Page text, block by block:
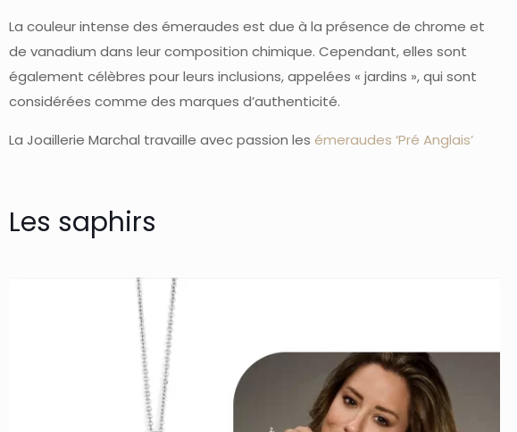
La couleur intense des émeraudes est due à la présence de chrome et
de vanadium dans leur composition chimique. Cependant, elles sont
également célèbres pour leurs inclusions, appelées « jardins », qui sont
considérées comme des marques d’authenticité.
La Joaillerie Marchal travaille avec passion les émeraudes ‘Pré Anglais’
Les saphirs